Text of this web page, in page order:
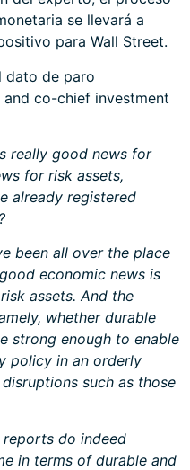
se llevará a
para Wall Street.
dato de paro
and co-chief investment
really good news for
for risk assets,
already registered
been all over the place
economic news is
assets. And the
whether durable
strong enough to enable
policy in an orderly
such as those
do indeed
in terms of durable and